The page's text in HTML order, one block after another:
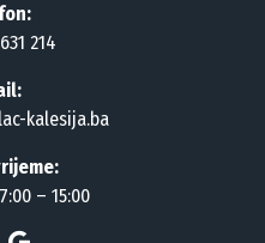
214
kalesija.ba
– 15:00